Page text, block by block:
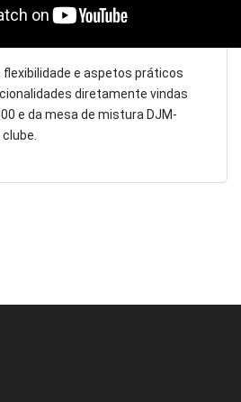
flexibilidade e aspetos práticos
diretamente vindas
e da mesa de mistura DJM-